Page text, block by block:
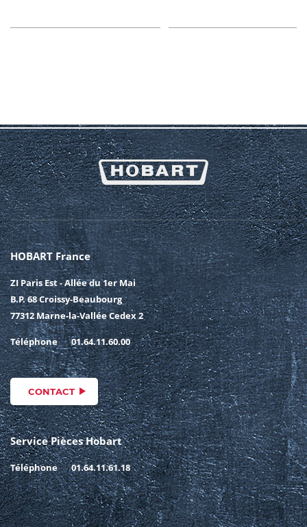
HOBART France
ZI Paris Est - Allée du 1er Mai
B.P. 68 Croissy-Beaubourg
77312 Marne-la-Vallée Cedex 2
Téléphone 01.64.11.60.00
CONTACT
Service Pièces Hobart
Téléphone 01.64.11.61.18